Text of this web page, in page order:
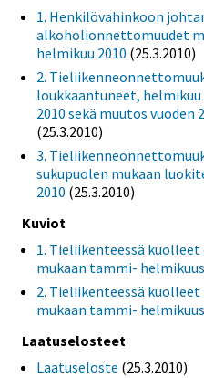
1. Henkilövahinkoon
alkoholionnettomuudet
helmikuu 2010 (25.3.2010)
2.
loukkaantuneet,
2010 sekä muutos
(25.3.2010)
3.
sukupuolen mukaan
2010 (25.3.2010)
Kuviot
1. Tieliikenteessä
mukaan tammi-
2. Tieliikenteessä
mukaan tammi-
Laatuselosteet
Laatuseloste (25.3.2010)